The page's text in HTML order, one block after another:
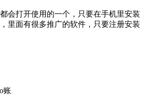
会打开使用的一个，只要在手机里安装
里面有很多推广的软件，只要注册安装
账